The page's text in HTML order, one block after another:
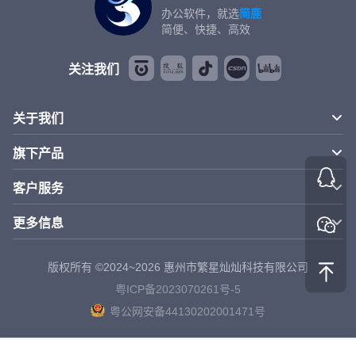
办公软件，就选简鹿
简便、快捷、高效
关注我们
关于我们
旗下产品
客户服务
更多信息
版权所有 ©2024~2026 惠州市繁星灿灿科技有限公司
粤ICP备2023070261号-5
粤公网安备44130202001471号